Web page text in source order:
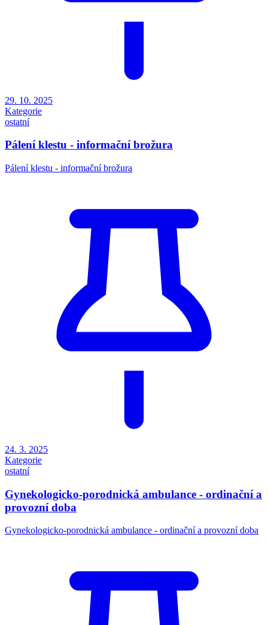
29. 10. 2025
Kategorie
ostatní
Pálení klestu - informační brožura
Pálení klestu - informační brožura
24. 3. 2025
Kategorie
ostatní
Gynekologicko-porodnická ambulance - ordinační a
provozní doba
Gynekologicko-porodnická ambulance - ordinační a provozní doba